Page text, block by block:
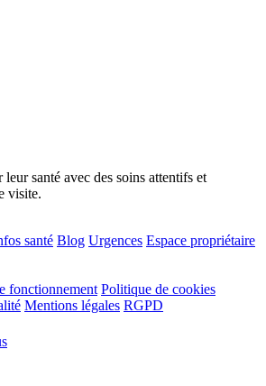
santé avec des soins attentifs et
visite.
santé Blog Urgences Espace propriétaire
fonctionnement Politique de cookies
Mentions légales RGPD